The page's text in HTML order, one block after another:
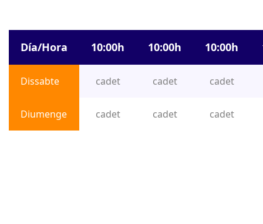
Día/Hora 10:00h 10:00h 10:00h
Dissabte cadet cadet cadet
Diumenge cadet cadet cadet